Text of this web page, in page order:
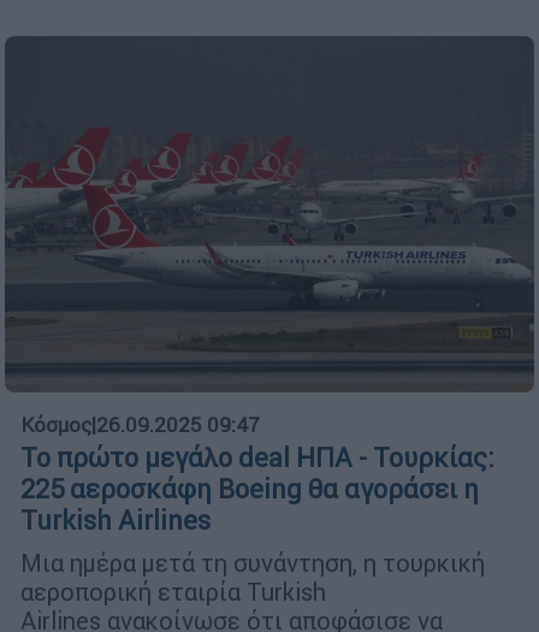
Κόσμος|26.09.2025 09:47
Το πρώτο μεγάλο deal ΗΠΑ - Τουρκίας:
225 αεροσκάφη Boeing θα αγοράσει η
Turkish Airlines
Μια ημέρα μετά τη συνάντηση, η τουρκική
αεροπορική εταιρία Turkish
Airlines ανακοίνωσε ότι αποφάσισε να